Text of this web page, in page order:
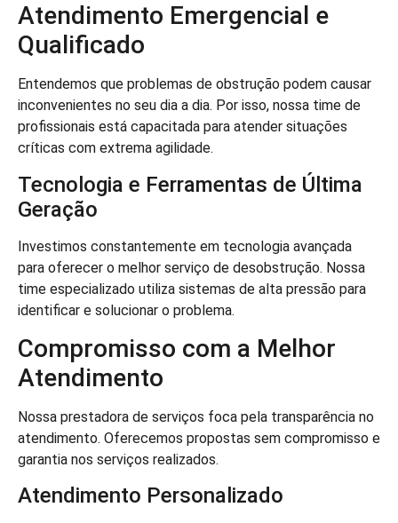
Atendimento Emergencial e
Qualificado
Entendemos que problemas de obstrução podem causar
inconvenientes no seu dia a dia. Por isso, nossa time de
profissionais está capacitada para atender situações
críticas com extrema agilidade.
Tecnologia e Ferramentas de Última
Geração
Investimos constantemente em tecnologia avançada
para oferecer o melhor serviço de desobstrução. Nossa
time especializado utiliza sistemas de alta pressão para
identificar e solucionar o problema.
Compromisso com a Melhor
Atendimento
Nossa prestadora de serviços foca pela transparência no
atendimento. Oferecemos propostas sem compromisso e
garantia nos serviços realizados.
Atendimento Personalizado